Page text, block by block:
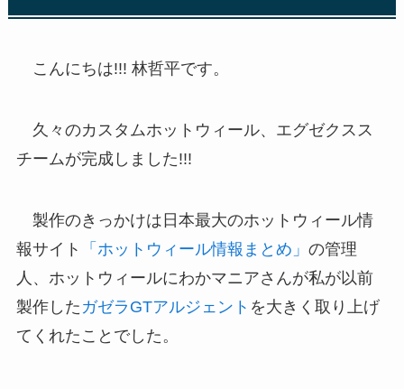
こんにちは!!! 林哲平です。
久々のカスタムホットウィール、エグゼクスス
チームが完成しました!!!
製作のきっかけは日本最大のホットウィール情
報サイト
「ホットウィール情報まとめ」 の管理
人、ホットウィールにわかマニアさんが私が以前
製作した ガゼラGTアルジェント を大きく取り上げ
てくれたことでした。